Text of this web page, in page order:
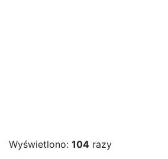
Wyświetlono: 104 razy